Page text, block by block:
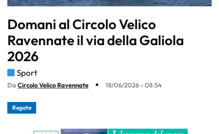
Domani al Circolo Velico
Ravennate il via della Galiola
2026
Sport
Da Circolo Velico Ravennate 18/06/2026 - 08:54
Regate